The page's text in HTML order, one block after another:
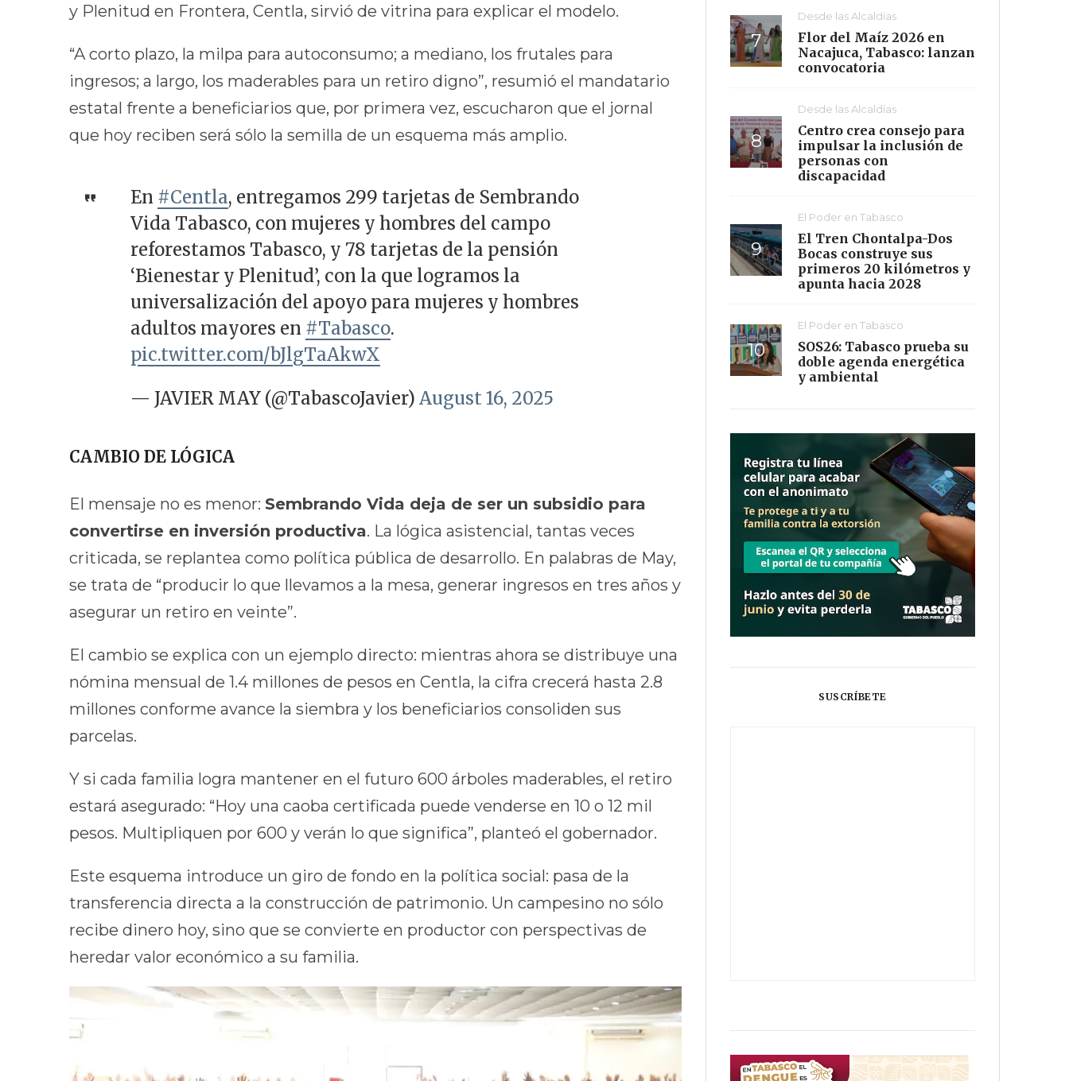
y Plenitud en Frontera, Centla, sirvió de vitrina para explicar el modelo.
“A corto plazo, la milpa para autoconsumo; a mediano, los frutales para
ingresos; a largo, los maderables para un retiro digno”, resumió el mandatario
estatal frente a beneficiarios que, por primera vez, escucharon que el jornal
que hoy reciben será sólo la semilla de un esquema más amplio.
En #Centla, entregamos 299 tarjetas de Sembrando
Vida Tabasco, con mujeres y hombres del campo
reforestamos Tabasco, y 78 tarjetas de la pensión
‘Bienestar y Plenitud’, con la que logramos la
universalización del apoyo para mujeres y hombres
adultos mayores en #Tabasco.
pic.twitter.com/bJlgTaAkwX
— JAVIER MAY (@TabascoJavier) August 16, 2025
CAMBIO DE LÓGICA
El mensaje no es menor: Sembrando Vida deja de ser un subsidio para
convertirse en inversión productiva. La lógica asistencial, tantas veces
criticada, se replantea como política pública de desarrollo. En palabras de May,
se trata de “producir lo que llevamos a la mesa, generar ingresos en tres años y
asegurar un retiro en veinte”.
El cambio se explica con un ejemplo directo: mientras ahora se distribuye una
nómina mensual de 1.4 millones de pesos en Centla, la cifra crecerá hasta 2.8
millones conforme avance la siembra y los beneficiarios consoliden sus
parcelas.
Y si cada familia logra mantener en el futuro 600 árboles maderables, el retiro
estará asegurado: “Hoy una caoba certificada puede venderse en 10 o 12 mil
pesos. Multipliquen por 600 y verán lo que significa”, planteó el gobernador.
Este esquema introduce un giro de fondo en la política social: pasa de la
transferencia directa a la construcción de patrimonio. Un campesino no sólo
recibe dinero hoy, sino que se convierte en productor con perspectivas de
heredar valor económico a su familia.
Desde las Alcaldías
Flor del Maíz 2026 en
Nacajuca, Tabasco: lanzan
convocatoria
Desde las Alcaldías
Centro crea consejo para
impulsar la inclusión de
personas con
discapacidad
El Poder en Tabasco
El Tren Chontalpa-Dos
Bocas construye sus
primeros 20 kilómetros y
apunta hacia 2028
El Poder en Tabasco
SOS26: Tabasco prueba su
doble agenda energética
y ambiental
SUSCRÍBETE